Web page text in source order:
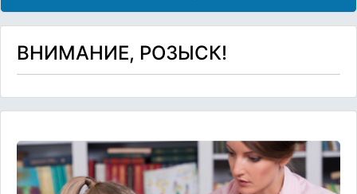
ВНИМАНИЕ, РОЗЫСК!